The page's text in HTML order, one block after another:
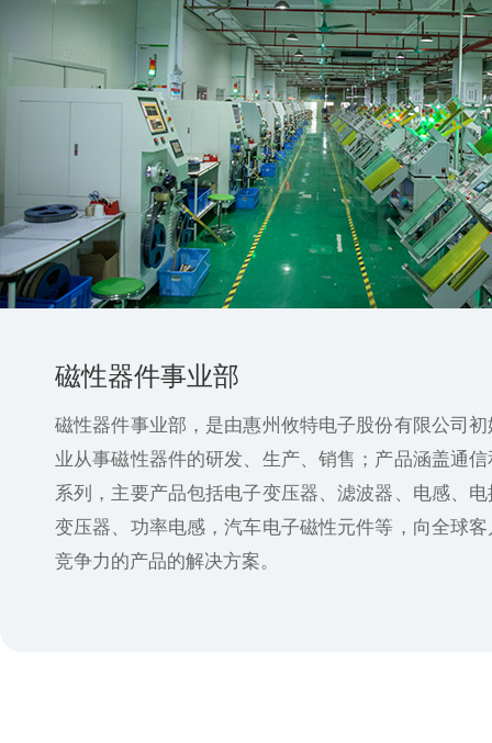
磁性器件事业部
磁性器件事业部，是由惠州攸特电子股份有限公司
业从事磁性器件的研发、生产、销售；产品涵盖通
系列，主要产品包括电子变压器、滤波器、电感、
变压器、功率电感，汽车电子磁性元件等，向全球
竞争力的产品的解决方案。